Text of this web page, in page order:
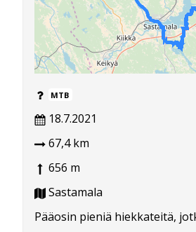
MTB
18.7.2021
67,4 km
656 m
Sastamala
Pääosin pieniä hiekkateitä,